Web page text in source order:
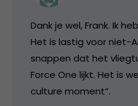
Dank je wel, Frank. Ik
Het is lastig voor niet-
snappen dat het
Force One lijkt. Het is
culture moment”.